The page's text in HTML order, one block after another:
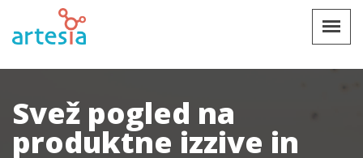
Svež pogled na
produktne izzive in